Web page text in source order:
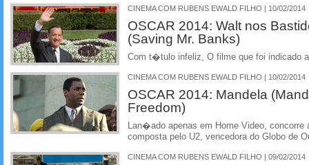
CINEMA COM RUBENS EWALD FILHO | 10/02/2014
OSCAR 2014: Walt nos
(Saving Mr. Banks)
Com t�tulo infeliz, O filme que foi indicado
CINEMA COM RUBENS EWALD FILHO | 10/02/2014
OSCAR 2014: Mandela
Freedom)
Lan�ado apenas em Home Video,
composta pelo U2, vencedora do Globo de
CINEMA COM RUBENS EWALD FILHO | 09/02/2014